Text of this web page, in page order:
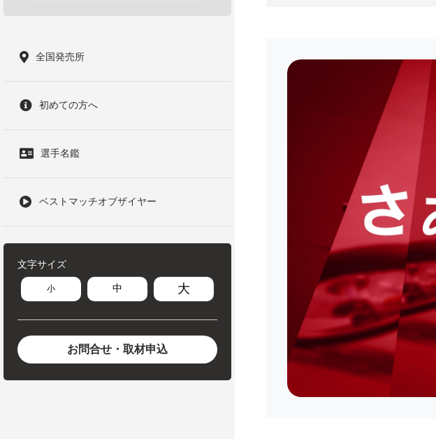
全国発売所
初めての方へ
選手名鑑
ベストマッチオブザイヤー
文字サイズ
小 中 大
お問合せ・取材申込